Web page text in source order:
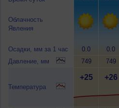
Облачность
Явления
Осадки, мм за 1 час
Давление, мм
Температура
0.0
749
+25
0.0
749
+26